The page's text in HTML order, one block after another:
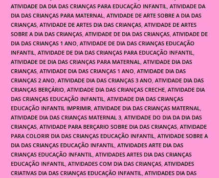
ATIVIDADE DA DIA DAS CRIANÇAS PARA EDUCAÇÃO INFANTIL, ATIVIDADE DA
DIA DAS CRIANÇAS PARA MATERNAL, ATIVIDADE DE ARTE SOBRE A DIA DAS
CRIANÇAS, ATIVIDADE DE ARTES DIA DAS CRIANÇAS, ATIVIDADE DE ARTES
SOBRE A DIA DAS CRIANÇAS, ATIVIDADE DE DIA DAS CRIANÇAS, ATIVIDADE DE
DIA DAS CRIANÇAS 1 ANO, ATIVIDADE DE DIA DAS CRIANÇAS EDUCAÇÃO
INFANTIL, ATIVIDADE DE DIA DAS CRIANÇAS PARA EDUCAÇÃO INFANTIL,
ATIVIDADE DE DIA DAS CRIANÇAS PARA MATERNAL, ATIVIDADE DIA DAS
CRIANÇAS, ATIVIDADE DIA DAS CRIANÇAS 1 ANO, ATIVIDADE DIA DAS
CRIANÇAS 2 ANO, ATIVIDADE DIA DAS CRIANÇAS 3 ANO, ATIVIDADE DIA DAS
CRIANÇAS BERÇÁRIO, ATIVIDADE DIA DAS CRIANÇAS CRECHE, ATIVIDADE DIA
DAS CRIANÇAS EDUCAÇÃO INFANTIL, ATIVIDADE DIA DAS CRIANÇAS
EDUCAÇÃO INFANTIL IMPRIMIR, ATIVIDADE DIA DAS CRIANÇAS MATERNAL,
ATIVIDADE DIA DAS CRIANÇAS MATERNAL 3, ATIVIDADE DO DIA DA DIA DAS
CRIANÇAS, ATIVIDADE PARA BERÇARIO SOBRE DIA DAS CRIANÇAS, ATIVIDADE
PARA COLORIR DIA DAS CRIANÇAS EDUCAÇÃO INFANTIL, ATIVIDADE SOBRE A
DIA DAS CRIANÇAS EDUCAÇÃO INFANTIL, ATIVIDADES ARTE DIA DAS
CRIANÇAS EDUCAÇÃO INFANTIL, ATIVIDADES ARTES DIA DAS CRIANÇAS
EDUCAÇÃO INFANTIL, ATIVIDADES COM DIA DAS CRIANÇAS, ATIVIDADES
CRIATIVAS DIA DAS CRIANÇAS EDUCAÇÃO INFANTIL, ATIVIDADES DIA DAS